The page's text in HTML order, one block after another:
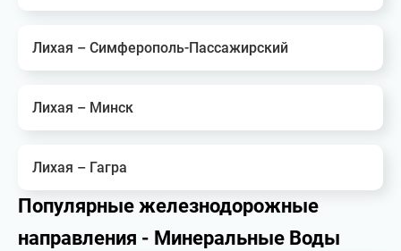
Лихая – Симферополь-Пассажирский
Лихая – Минск
Лихая – Гагра
Популярные железнодорожные
направления - Минеральные Воды